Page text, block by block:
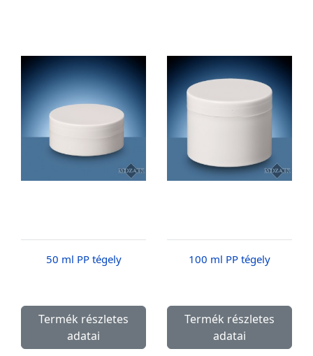
50 ml PP tégely
Termék részletes
adatai
100 ml PP tégely
Termék részletes
adatai